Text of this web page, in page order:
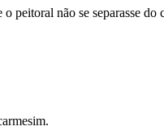
peitoral não se separasse do